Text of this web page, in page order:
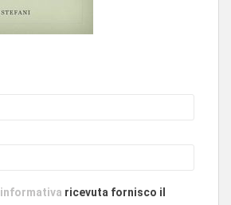
informativa ricevuta fornisco il